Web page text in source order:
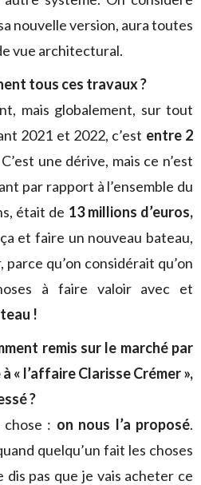
nouvelle version, aura toutes
vue architectural.
tous ces travaux ?
mais globalement, sur tout
2021 et 2022, c’est entre 2
C’est une dérive, mais ce n’est
par rapport à l’ensemble du
était de 13 millions d’euros,
et faire un nouveau bateau,
qu’on considérait qu’on
à faire valoir avec et
!
remis sur le marché par
« l’affaire Clarisse Crémer »,
?
: on nous l’a proposé.
quelqu’un fait les choses
dis pas que je vais acheter ce